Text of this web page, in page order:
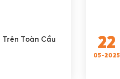
Trên Toàn Cầu
22
05-2025